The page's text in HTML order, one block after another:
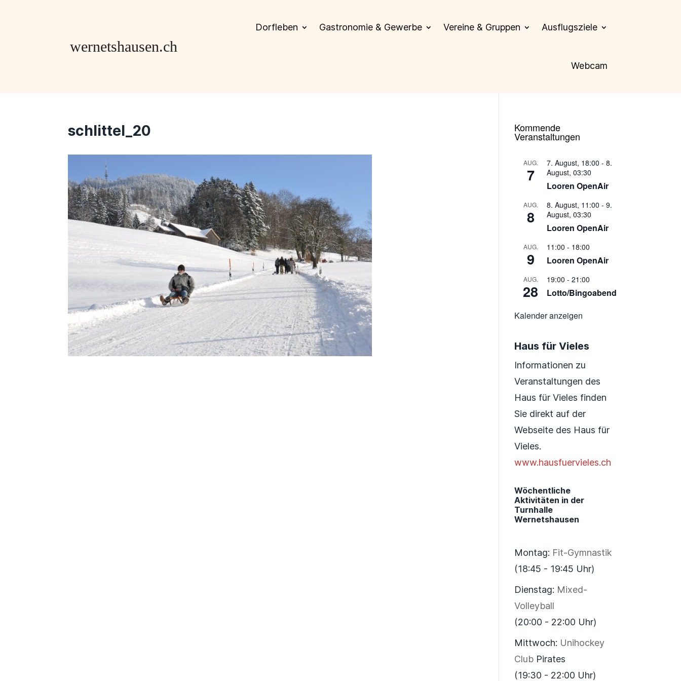
Dorfleben Gastronomie & Gewerbe Vereine & Gruppen Ausflugsziele
Webcam
schlittel_20 Kommende
Veranstaltungen
AUG.
7
7. August, 18:00 -8.
August, 03:30
Looren OpenAir
AUG.
8
8. August, 11:00 -9.
August, 03:30
Looren OpenAir
AUG.
9
11:00 - 18:00
Looren OpenAir
AUG.
28
19:00 -21:00
Lotto/Bingoabend
Kalender anzeigen
Haus für Vieles
Informationen zu
Veranstaltungen des
Haus für Vieles finden
Sie direkt auf der
Webseite des Haus für
Vieles.
www.hausfuervieles.ch
Wöchentliche
Aktivitäten in der
Turnhalle
Wernetshausen
Montag: Fit-Gymnastik
(18:45 - 19:45 Uhr)
Dienstag: Mixed-
Volleyball
(20:00 - 22:00 Uhr)
Mittwoch: Unihockey
Club Pirates
(19:30 - 22:00 Uhr)